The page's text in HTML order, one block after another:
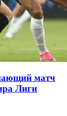
матч
Лиги